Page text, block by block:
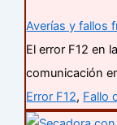
Averías y fallos
El error F12 en
comunicación
Error F12, Fallo